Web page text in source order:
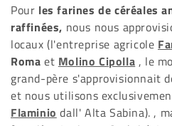
o
n
:
Pour les farines de céréales
raffinées, nous nous
locaux (l'entreprise agricole
Roma et Molino Cipolla , le
grand-père s'approvisionnait
et nous utilisons
Flaminio dall' Alta Sabina). ,